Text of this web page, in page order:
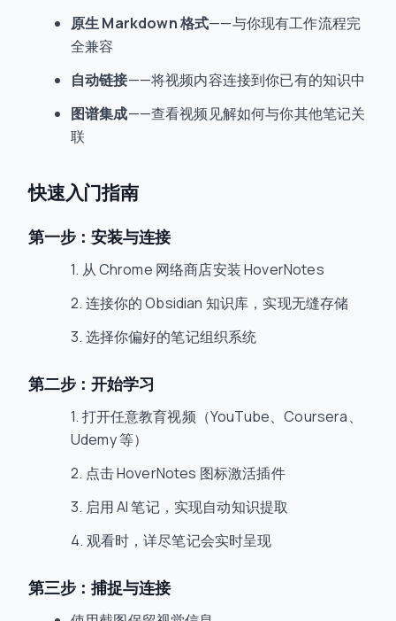
原生 Markdown 格式——与你现有工作流程完
全兼容
自动链接——将视频内容连接到你已有的知识中
图谱集成——查看视频见解如何与你其他笔记关
联
快速入门指南
第一步：安装与连接
从 Chrome 网络商店安装 HoverNotes
连接你的 Obsidian 知识库，实现无缝存储
选择你偏好的笔记组织系统
第二步：开始学习
打开任意教育视频（YouTube、Coursera、
Udemy 等）
点击 HoverNotes 图标激活插件
启用 AI 笔记，实现自动知识提取
观看时，详尽笔记会实时呈现
第三步：捕捉与连接